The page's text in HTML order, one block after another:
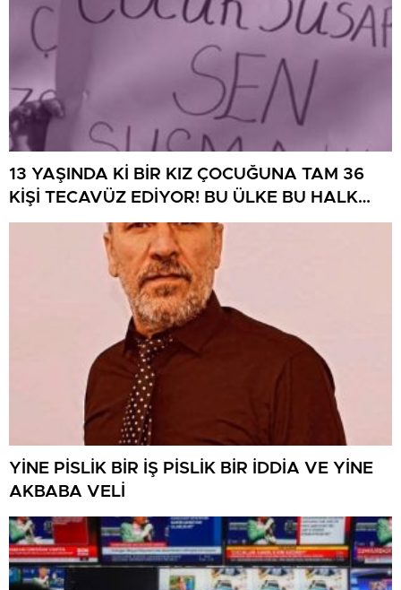
13 YAŞINDA Kİ BİR KIZ ÇOCUĞUNA TAM 36
KİŞİ TECAVÜZ EDİYOR! BU ÜLKE BU HALK
NEREYE SAVRULDU NASIL SAVRULDU!
YİNE PİSLİK BİR İŞ PİSLİK BİR İDDİA VE YİNE
AKBABA VELİ